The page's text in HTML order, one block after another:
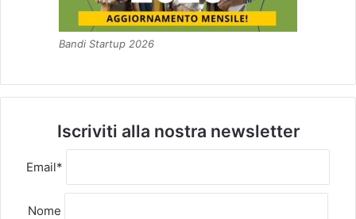
Bandi Startup 2026
Iscriviti alla nostra newsletter
Email*
Nome